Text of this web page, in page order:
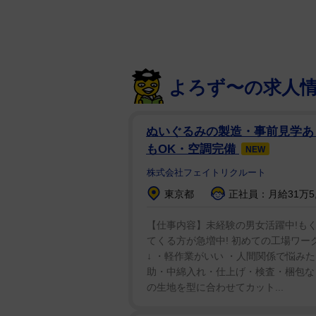
く幅広い地域の番組を配信して急
す」と、手応えを語った。
同地域は一般的に気候条件が厳
る。人口や所得水準を鑑みて、ま
シャ湾岸諸国、中期的には人口の
を思い描く。
長年の課題だった正規での流通
ルーツバスケット』といった当社
生まれ、幅広い作品が数多く紹介
よろず〜の求人
ぬいぐるみの製造・事前見学
もOK・空調完備
NEW
株式会社フェイトリクルート
東京都 正社員：月給31万
【仕事内容】未経験の男女活躍中!
てくる方が急増中! 初めての工場ワ
↓ ・軽作業がいい ・人間関係で悩み
助・中綿入れ・仕上げ・検査・梱包
の生地を型に合わせてカット...